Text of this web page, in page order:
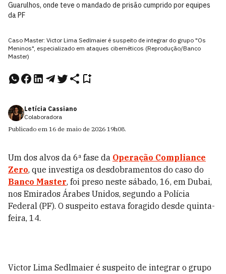
Guarulhos, onde teve o mandado de prisão cumprido por equipes
da PF
Caso Master: Victor Lima Sedlmaier é suspeito de integrar do grupo "Os
Meninos", especializado em ataques cibernéticos (Reprodução/Banco
Master)
Letícia Cassiano
Colaboradora
Publicado em 16 de maio de 2026 19h08.
Um dos alvos da 6ª fase da Operação Compliance
Zero, que investiga os desdobramentos do caso do
Banco Master, foi preso neste sábado, 16, em Dubai,
nos Emirados Árabes Unidos, segundo a Polícia
Federal (PF). O suspeito estava foragido desde quinta-
feira, 14.
Victor Lima Sedlmaier é suspeito de integrar o grupo